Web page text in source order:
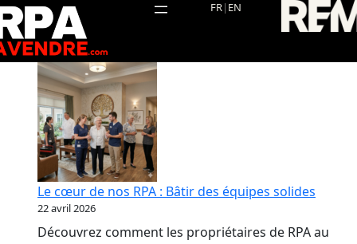
Aller
au
contenu
FR| EN
Le cœur de nos RPA : Bâtir des équipes solides
22 avril 2026
Découvrez comment les propriétaires de RPA au